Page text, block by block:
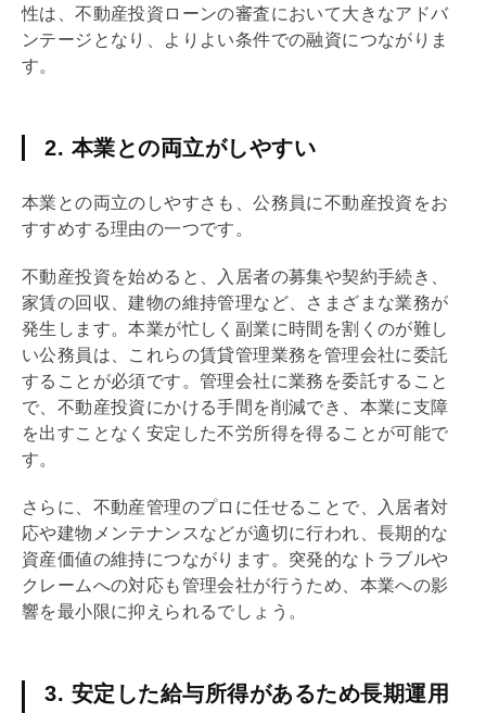
性は、不動産投資ローンの審査において大きなアドバ
ンテージとなり、よりよい条件での融資につながりま
す。
2. 本業との両立がしやすい
本業との両立のしやすさも、公務員に不動産投資をお
すすめする理由の一つです。
不動産投資を始めると、入居者の募集や契約手続き、
家賃の回収、建物の維持管理など、さまざまな業務が
発生します。本業が忙しく副業に時間を割くのが難し
い公務員は、これらの賃貸管理業務を管理会社に委託
することが必須です。 管理会社に業務を委託すること
で、不動産投資にかける手間を削減でき、本業に支障
を出すことなく安定した不労所得を得ることが可能で
す。
さらに、不動産管理のプロに任せることで、入居者対
応や建物メンテナンスなどが適切に行われ、長期的な
資産価値の維持につながります。突発的なトラブルや
クレームへの対応も管理会社が行うため、本業への影
響を最小限に抑えられるでしょう。
3. 安定した給与所得があるため長期運用